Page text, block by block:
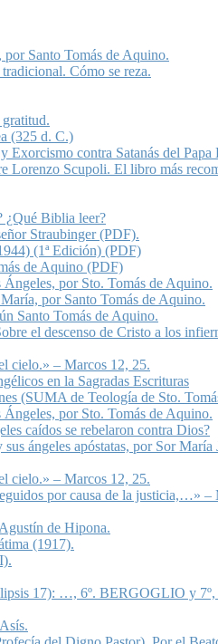
Santo Tomás de Aquino.
Cómo se reza.
(325 d. C.)
Exorcismo contra Satanás del
Lorenzo Scupoli. El libro más
¿Qué Biblia leer?
Straubinger (PDF).
(1ª Edición) (PDF)
de Aquino (PDF)
por Sto. Tomás de Aquino.
por Santo Tomás de Aquino.
Santo Tomás de Aquino.
el descenso de Cristo a los
cielo.» – Marcos 12, 25.
en la Sagradas Escrituras
(SUMA de Teología de Sto.
por Sto. Tomás de Aquino.
caídos se rebelaron contra Dios?
ángeles apóstatas, por Sor
cielo.» – Marcos 12, 25.
por causa de la justicia,…» –
de Hipona.
(1917).
17): …, 6º. BERGOGLIO y